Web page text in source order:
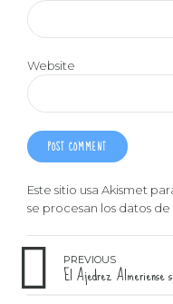
Website
POST COMMENT
Este sitio usa Akismet
se procesan los datos
PREVIOUS
El Ajedrez Almeriense